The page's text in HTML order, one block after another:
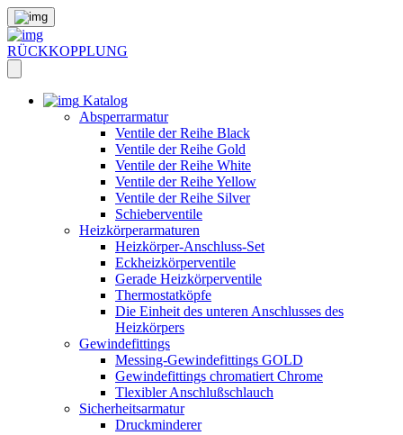
RÜCKKOPPLUNG
Katalog
Absperrarmatur
Ventile der Reihe Black
Ventile der Reihe Gold
Ventile der Reihe White
Ventile der Reihe Yellow
Ventile der Reihe Silver
Schieberventile
Heizkörperarmaturen
Heizkörper-Anschluss-Set
Eckheizkörperventile
Gerade Heizkörperventile
Thermostatköpfe
Die Einheit des unteren Anschlusses des
Heizkörpers
Gewindefittings
Messing-Gewindefittings GOLD
Gewindefittings chromatiert Chrome
Tlexibler Anschlußschlauch
Sicherheitsarmatur
Druckminderer